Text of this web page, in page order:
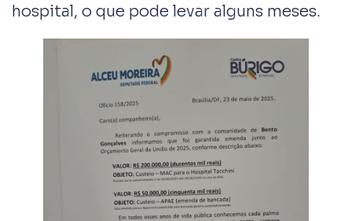
hospital, o que pode levar alguns meses.